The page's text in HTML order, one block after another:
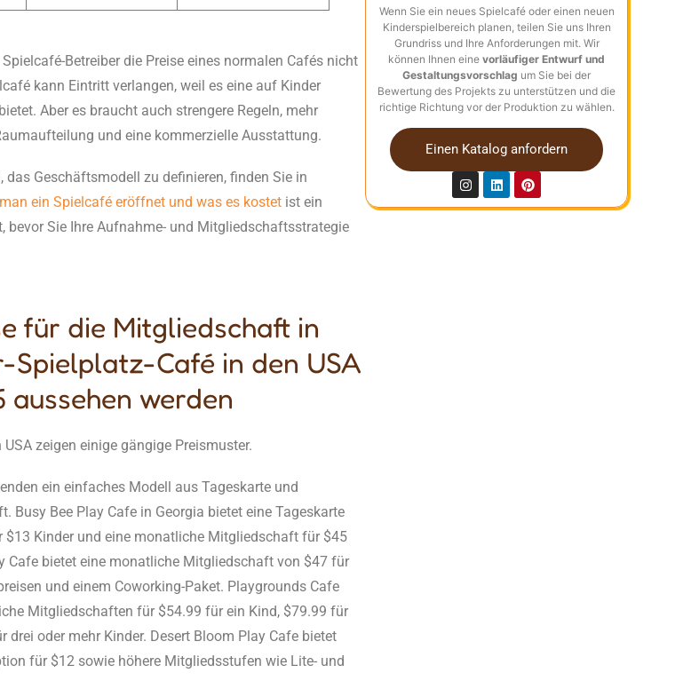
Betreiber die Preise eines normalen Cafés nicht
kann Eintritt verlangen, weil es eine auf Kinder
Aber es braucht auch strengere Regeln, mehr
und eine kommerzielle Ausstattung.
das Geschäftsmodell zu definieren, finden Sie in
ein Spielcafé eröffnet und was es kostet ist ein
bevor Sie Ihre Aufnahme- und Mitgliedschaftsstrategie
für die Mitgliedschaft in
Spielplatz-Café in den USA
aussehen werden
zeigen einige gängige Preismuster.
ein einfaches Modell aus Tageskarte und
Busy Bee Play Cafe in Georgia bietet eine Tageskarte
$13 Kinder und eine monatliche Mitgliedschaft für $45
Cafe bietet eine monatliche Mitgliedschaft von $47 für
und einem Coworking-Paket. Playgrounds Cafe
Mitgliedschaften für $54.99 für ein Kind, $79.99 für
drei oder mehr Kinder. Desert Bloom Play Cafe bietet
für $12 sowie höhere Mitgliedsstufen wie Lite- und
Wenn Sie ein neues Spielcafé oder einen neuen
Kinderspielbereich planen, teilen Sie uns Ihren
Grundriss und Ihre Anforderungen mit. Wir
können Ihnen eine vorläufiger Entwurf und
Gestaltungsvorschlag um Sie bei der
Bewertung des Projekts zu unterstützen und die
richtige Richtung vor der Produktion zu wählen.
Einen Katalog anfordern